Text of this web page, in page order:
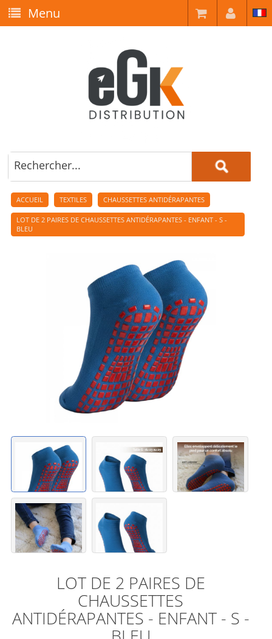
Menu
ACCUEIL TEXTILES CHAUSSETTES ANTIDÉRAPANTES
LOT DE 2 PAIRES DE CHAUSSETTES ANTIDÉRAPANTES - ENFANT - S -
BLEU
LOT DE 2 PAIRES DE
CHAUSSETTES
ANTIDÉRAPANTES - ENFANT - S -